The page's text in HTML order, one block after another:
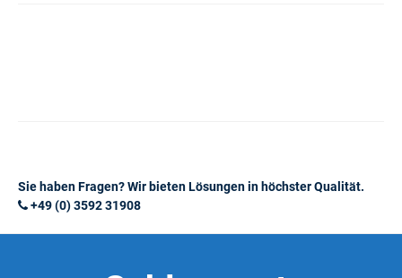
Sie haben Fragen? Wir bieten Lösungen in höchster Qualität.
+49 (0) 3592 31908